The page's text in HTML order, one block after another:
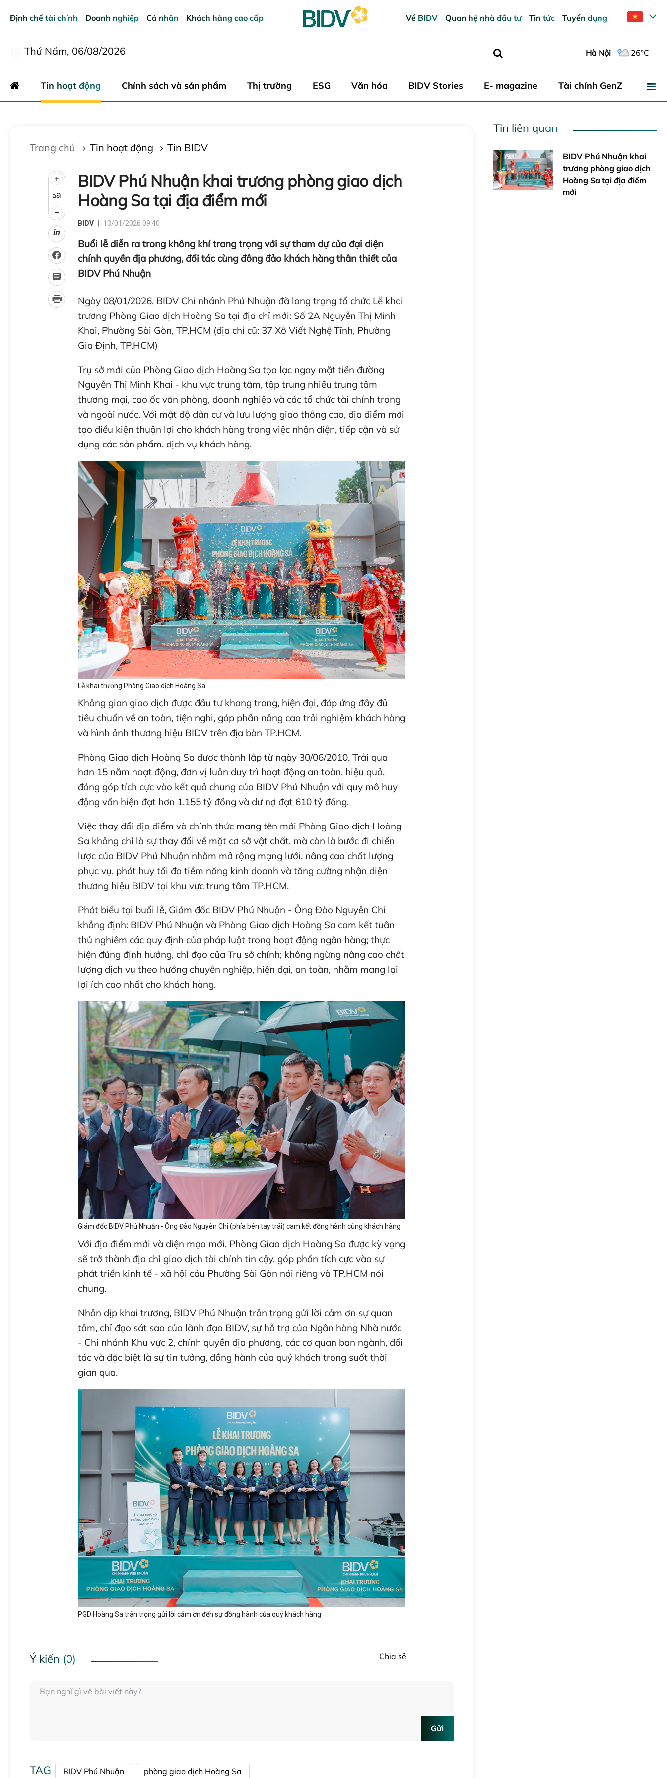
Định chế tài chính Doanh nghiệp Cá nhân Khách hàng cao cấp Về BIDV Quan hệ nhà đầu tư Tin tức Tuyển dụng
Thứ Năm, 06/08/2026 Hà Nội 26°C
Tin hoạt động Chính sách và sản phẩm Thị trường ESG Văn hóa BIDV Stories E- magazine Tài chính GenZ
Trang chủ Tin hoạt động Tin BIDV
in
BIDV Phú Nhuận khai trương phòng giao dịch
Hoàng Sa tại địa điểm mới
BIDV 13/01/2026 09:40
Buổi lễ diễn ra trong không khí trang trọng với sự tham dự của đại diện
chính quyền địa phương, đối tác cùng đông đảo khách hàng thân thiết của
BIDV Phú Nhuận
Ngày 08/01/2026, BIDV Chi nhánh Phú Nhuận đã long trọng tổ chức Lễ khai
trương Phòng Giao dịch Hoàng Sa tại địa chỉ mới: Số 2A Nguyễn Thị Minh
Khai, Phường Sài Gòn, TP.HCM (địa chỉ cũ: 37 Xô Viết Nghệ Tĩnh, Phường
Gia Định, TP.HCM)
Trụ sở mới của Phòng Giao dịch Hoàng Sa tọa lạc ngay mặt tiền đường
Nguyễn Thị Minh Khai - khu vực trung tâm, tập trung nhiều trung tâm
thương mại, cao ốc văn phòng, doanh nghiệp và các tổ chức tài chính trong
và ngoài nước. Với mật độ dân cư và lưu lượng giao thông cao, địa điểm mới
tạo điều kiện thuận lợi cho khách hàng trong việc nhận diện, tiếp cận và sử
dụng các sản phẩm, dịch vụ khách hàng.
Lễ khai trương Phòng Giao dịch Hoàng Sa
Không gian giao dịch được đầu tư khang trang, hiện đại, đáp ứng đầy đủ
tiêu chuẩn về an toàn, tiện nghi, góp phần nâng cao trải nghiệm khách hàng
và hình ảnh thương hiệu BIDV trên địa bàn TP.HCM.
Phòng Giao dịch Hoàng Sa được thành lập từ ngày 30/06/2010. Trải qua
hơn 15 năm hoạt động, đơn vị luôn duy trì hoạt động an toàn, hiệu quả,
đóng góp tích cực vào kết quả chung của BIDV Phú Nhuận với quy mô huy
động vốn hiện đạt hơn 1.155 tỷ đồng và dư nợ đạt 610 tỷ đồng.
Việc thay đổi địa điểm và chính thức mang tên mới Phòng Giao dịch Hoàng
Sa không chỉ là sự thay đổi về mặt cơ sở vật chất, mà còn là bước đi chiến
lược của BIDV Phú Nhuận nhằm mở rộng mạng lưới, nâng cao chất lượng
phục vụ, phát huy tối đa tiềm năng kinh doanh và tăng cường nhận diện
thương hiệu BIDV tại khu vực trung tâm TP.HCM.
Phát biểu tại buổi lễ, Giám đốc BIDV Phú Nhuận - Ông Đào Nguyên Chi
khẳng định: BIDV Phú Nhuận và Phòng Giao dịch Hoàng Sa cam kết tuân
thủ nghiêm các quy định của pháp luật trong hoạt động ngân hàng; thực
hiện đúng định hướng, chỉ đạo của Trụ sở chính; không ngừng nâng cao chất
lượng dịch vụ theo hướng chuyên nghiệp, hiện đại, an toàn, nhằm mang lại
lợi ích cao nhất cho khách hàng.
Giám đốc BIDV Phú Nhuận - Ông Đào Nguyên Chi (phía bên tay trái) cam kết đồng hành cùng khách hàng
Với địa điểm mới và diện mạo mới, Phòng Giao dịch Hoàng Sa được kỳ vọng
sẽ trở thành địa chỉ giao dịch tài chính tin cậy, góp phần tích cực vào sự
phát triển kinh tế - xã hội cảu Phường Sài Gòn nói riêng và TP.HCM nói
chung.
Nhân dịp khai trương, BIDV Phú Nhuận trân trọng gửi lời cảm ơn sự quan
tâm, chỉ đạo sát sao của lãnh đạo BIDV, sự hỗ trợ của Ngân hàng Nhà nước
- Chi nhánh Khu vực 2, chính quyền địa phương, các cơ quan ban ngành, đối
tác và đặc biệt là sự tin tưởng, đồng hành của quý khách trong suốt thời
gian qua.
PGD Hoàng Sa trân trọng gửi lời cảm ơn đến sự đồng hành của quý khách hàng
Ý kiến (0) Chia sẻ
Gửi
TAG BIDV Phú Nhuận phòng giao dịch Hoàng Sa
Tin liên quan
BIDV Phú Nhuận khai
trương phòng giao dịch
Hoàng Sa tại địa điểm
mới